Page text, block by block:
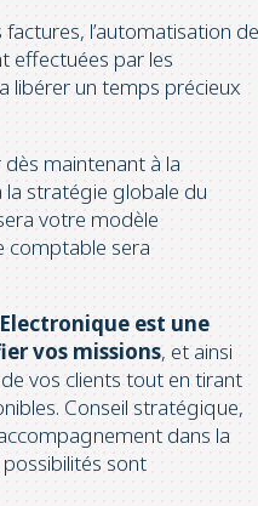
l’automatisation de
effectuées par les
libérer un temps précieux
maintenant à la
stratégie globale du
votre modèle
comptable sera
est une
vos missions, et ainsi
vos clients tout en tirant
Conseil stratégique,
dans la
sont